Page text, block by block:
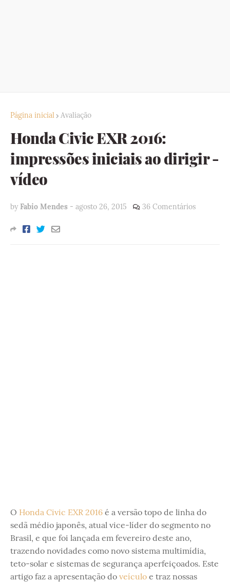
Página inicial Avaliação
Honda Civic EXR 2016:
impressões iniciais ao dirigir -
vídeo
by Fabio Mendes - agosto 26, 2015 36 Comentários
O Honda Civic EXR 2016 é a versão topo de linha do
sedã médio japonês, atual vice-líder do segmento no
Brasil, e que foi lançada em fevereiro deste ano,
trazendo novidades como novo sistema multimídia,
teto-solar e sistemas de segurança aperfeiçoados. Este
artigo faz a apresentação do veículo e traz nossas